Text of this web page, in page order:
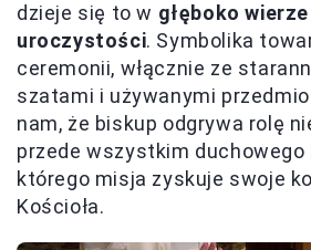
dzieje się to w głęboko
uroczystości. Symbolika
ceremonii, włącznie ze
szatami i używanymi
nam, że biskup odgrywa rolę
przede wszystkim duchowego
którego misja zyskuje swoje
Kościoła.